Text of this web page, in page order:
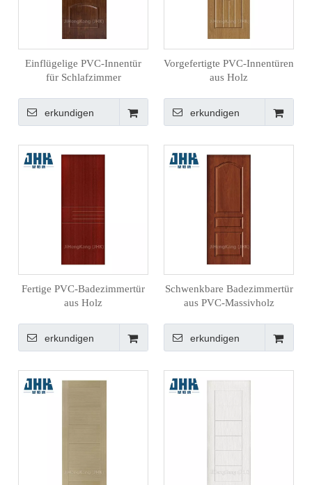
Einflügelige PVC-Innentür
für Schlafzimmer
erkundigen
Vorgefertigte PVC-Innentüren
aus Holz
erkundigen
Fertige PVC-Badezimmertür
aus Holz
erkundigen
Schwenkbare Badezimmertür
aus PVC-Massivholz
erkundigen